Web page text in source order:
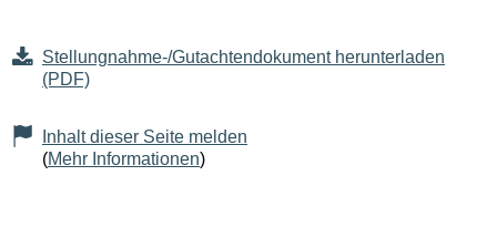
Stellungnahme-/Gutachtendokument herunterladen
(PDF)
Inhalt dieser Seite melden
(Mehr Informationen)